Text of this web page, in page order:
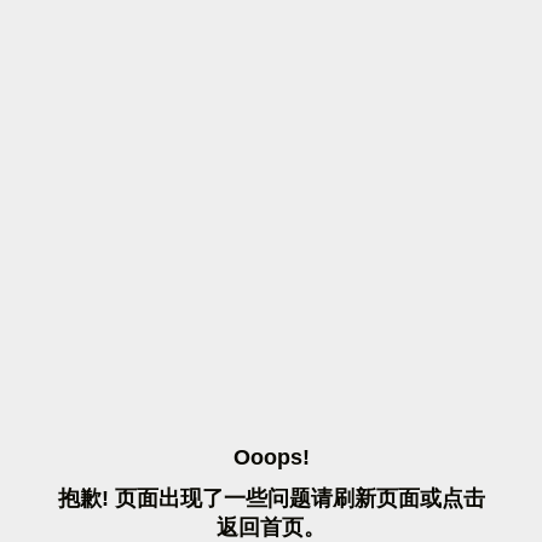
OOOPS!
抱歉! 页面出现了一些问题请刷 新页面或点击
返 回首页。